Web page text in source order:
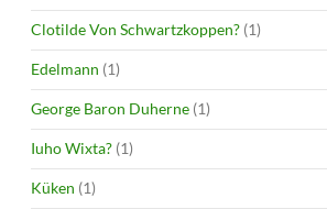
Clotilde Von Schwartzkoppen? (1)
Edelmann (1)
George Baron Duherne (1)
Iuho Wixta? (1)
Küken (1)